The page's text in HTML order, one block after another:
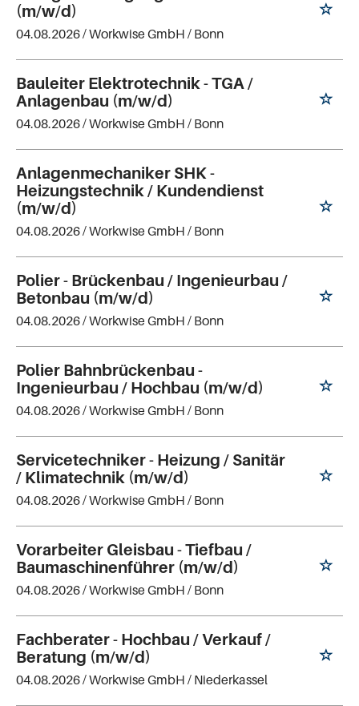
(m/w/d)
04.08.2026 /Workwise GmbH / Bonn
Bauleiter Elektrotechnik - TGA /
Anlagenbau (m/w/d)
04.08.2026 /Workwise GmbH / Bonn
Anlagenmechaniker SHK -
Heizungstechnik / Kundendienst
(m/w/d)
04.08.2026 /Workwise GmbH / Bonn
Polier - Brückenbau / Ingenieurbau /
Betonbau (m/w/d)
04.08.2026 /Workwise GmbH / Bonn
Polier Bahnbrückenbau -
Ingenieurbau / Hochbau (m/w/d)
04.08.2026 /Workwise GmbH / Bonn
Servicetechniker - Heizung / Sanitär
/ Klimatechnik (m/w/d)
04.08.2026 /Workwise GmbH / Bonn
Vorarbeiter Gleisbau - Tiefbau /
Baumaschinenführer (m/w/d)
04.08.2026 /Workwise GmbH / Bonn
Fachberater - Hochbau / Verkauf /
Beratung (m/w/d)
04.08.2026 /Workwise GmbH / Niederkassel